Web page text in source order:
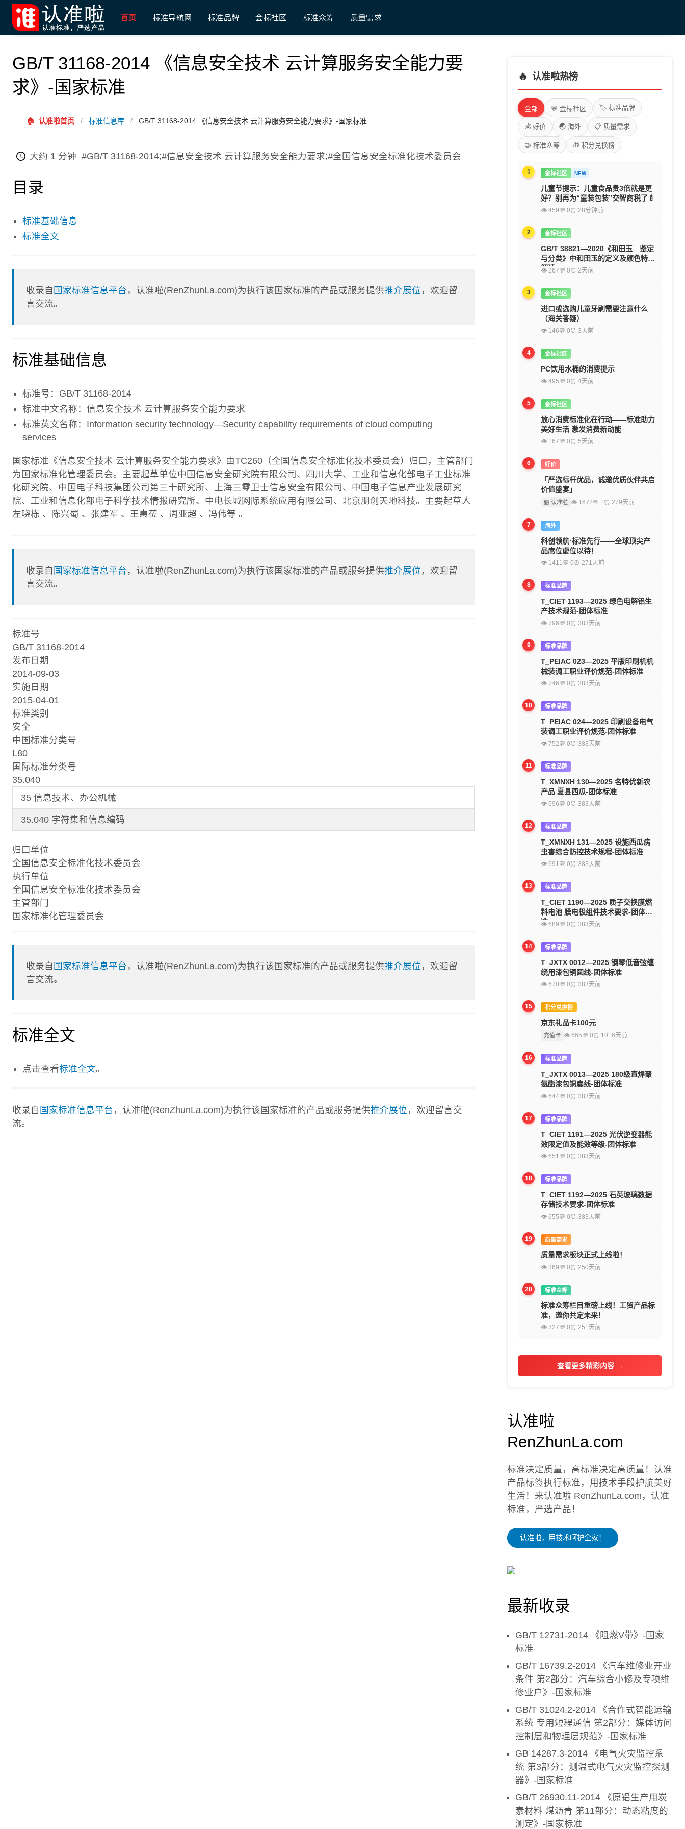
首页 标准导航网 标准品牌 金标社区 标准众筹 质量需求
GB/T 31168-2014 《信息安全技术 云计算服务安全能力要
求》-国家标准
🏠 认准啦首页 / 标准信息库 / GB/T 31168-2014 《信息安全技术 云计算服务安全能力要求》-国家标准
大约 1 分钟 #GB/T 31168-2014;#信息安全技术 云计算服务安全能力要求;#全国信息安全标准化技术委员会
目录
标准基础信息
标准全文
收录自 国家标准信息平台 ，认准啦(RenZhunLa.com)为执行该国家标准的产品或服务提供推介展位 ，欢迎留
言交流。
标准基础信息
标准号：GB/T 31168-2014
标准中文名称：信息安全技术 云计算服务安全能力要求
标准英文名称：Information security technology―Security capability requirements of cloud computing
services
国家标准《信息安全技术 云计算服务安全能力要求》由TC260（全国信息安全标准化技术委员会）归口，主管部门
为国家标准化管理委员会。主要起草单位中国信息安全研究院有限公司、四川大学、工业和信息化部电子工业标准
化研究院、中国电子科技集团公司第三十研究所、上海三零卫士信息安全有限公司、中国电子信息产业发展研究
院、工业和信息化部电子科学技术情报研究所、中电长城网际系统应用有限公司、北京朋创天地科技。主要起草人
左晓栋 、陈兴蜀 、张建军 、王惠莅 、周亚超 、冯伟等 。
收录自 国家标准信息平台 ，认准啦(RenZhunLa.com)为执行该国家标准的产品或服务提供推介展位 ，欢迎留
言交流。
标准号
GB/T 31168-2014
发布日期
2014-09-03
实施日期
2015-04-01
标准类别
安全
中国标准分类号
L80
国际标准分类号
35.040
35 信息技术、办公机械
35.040 字符集和信息编码
归口单位
全国信息安全标准化技术委员会
执行单位
全国信息安全标准化技术委员会
主管部门
国家标准化管理委员会
收录自 国家标准信息平台 ，认准啦(RenZhunLa.com)为执行该国家标准的产品或服务提供推介展位 ，欢迎留
言交流。
标准全文
点击查看标准全文。
收录自 国家标准信息平台 ，认准啦(RenZhunLa.com)为执行该国家标准的产品或服务提供推介展位 ，欢迎留言交
流。
🔥 认准啦热榜
全部 💬 金标社区 🏷️ 标准品牌
💰 好价 🌏 海外 📋 质量需求
🤝 标准众筹 🎁 积分兑换榜
1 金标社区 NEW
儿童节提示：儿童食品贵3倍就是更
好？别再为“童装包装”交智商税了🍼
👁 459💬 0⏰ 28分钟前
2 金标社区
GB/T 38821—2020《和田玉 鉴定
与分类》中和田玉的定义及颜色特征
解读
👁 267💬 0⏰ 2天前
3 金标社区
进口或选购儿童牙刷需要注意什么
（海关答疑）
👁 146💬 0⏰ 3天前
4 金标社区
PC饮用水桶的消费提示
👁 495💬 0⏰ 4天前
5 金标社区
放心消费标准化在行动——标准助力
美好生活 激发消费新动能
👁 167💬 0⏰ 5天前
6 好价
「严选标杆优品，诚邀优质伙伴共启
价值盛宴」
🏪 认准啦 👁 1672💬 1⏰ 279天前
7 海外
科创领航·标准先行——全球顶尖产
品席位虚位以待！
👁 1411💬 0⏰ 271天前
8 标准品牌
T_CIET 1193—2025 绿色电解铝生
产技术规范-团体标准
👁 796💬 0⏰ 383天前
9 标准品牌
T_PEIAC 023—2025 平版印刷机机
械装调工职业评价规范-团体标准
👁 746💬 0⏰ 383天前
10 标准品牌
T_PEIAC 024—2025 印刷设备电气
装调工职业评价规范-团体标准
👁 752💬 0⏰ 383天前
11 标准品牌
T_XMNXH 130—2025 名特优新农
产品 夏县西瓜-团体标准
👁 696💬 0⏰ 383天前
12 标准品牌
T_XMNXH 131—2025 设施西瓜病
虫害综合防控技术规程-团体标准
👁 691💬 0⏰ 383天前
13 标准品牌
T_CIET 1190—2025 质子交换膜燃
料电池 膜电极组件技术要求-团体标
准
👁 689💬 0⏰ 383天前
14 标准品牌
T_JXTX 0012—2025 钢琴低音弦缠
绕用漆包铜圆线-团体标准
👁 670💬 0⏰ 383天前
15 积分兑换榜
京东礼品卡100元
充值卡 👁 665💬 0⏰ 1016天前
16 标准品牌
T_JXTX 0013—2025 180级直焊聚
氨酯漆包铜扁线-团体标准
👁 644💬 0⏰ 383天前
17 标准品牌
T_CIET 1191—2025 光伏逆变器能
效限定值及能效等级-团体标准
👁 651💬 0⏰ 383天前
18 标准品牌
T_CIET 1192—2025 石英玻璃数据
存储技术要求-团体标准
👁 655💬 0⏰ 383天前
19 质量需求
质量需求板块正式上线啦！
👁 369💬 0⏰ 250天前
20 标准众筹
标准众筹栏目重磅上线！工贸产品标
准，邀你共定未来！
👁 327💬 0⏰ 251天前
查看更多精彩内容 →
认准啦
RenZhunLa.com
标准决定质量，高标准决定高质量！认准
产品标签执行标准，用技术手段护航美好
生活！来认准啦 RenZhunLa.com，认准
标准，严选产品！
认准啦，用技术呵护全家！
最新收录
GB/T 12731-2014 《阻燃V带》-国家
标准
GB/T 16739.2-2014 《汽车维修业开业
条件 第2部分：汽车综合小修及专项维
修业户》-国家标准
GB/T 31024.2-2014 《合作式智能运输
系统 专用短程通信 第2部分：媒体访问
控制层和物理层规范》-国家标准
GB 14287.3-2014 《电气火灾监控系
统 第3部分：测温式电气火灾监控探测
器》-国家标准
GB/T 26930.11-2014 《原铝生产用炭
素材料 煤沥青 第11部分：动态粘度的
测定》-国家标准